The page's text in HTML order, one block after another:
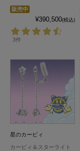
販売中
¥390,500(税込)
3件
星のカービィ
カービィ＆スターライト